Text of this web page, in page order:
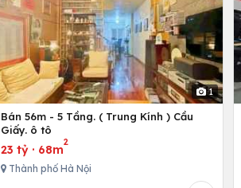
1
Bán 56m - 5 Tầng. ( Trung Kính ) Cầu
Giấy. ô tô
23 tỷ · 68m
2
Thành phố Hà Nội